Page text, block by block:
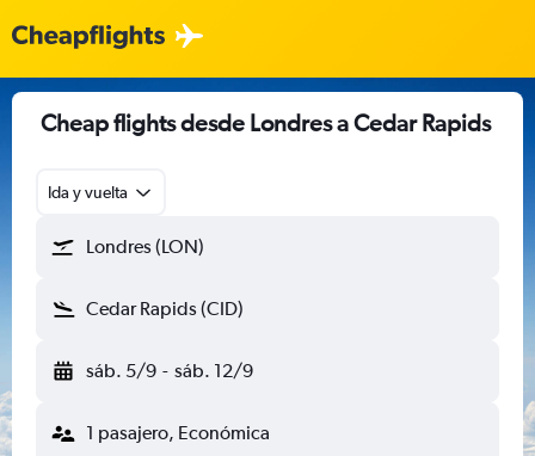
Cheap flights desde Londres a Cedar Rapids
Ida y vuelta
Londres (LON)
Cedar Rapids (CID)
sáb. 5/9 - sáb. 12/9
1 pasajero, Económica